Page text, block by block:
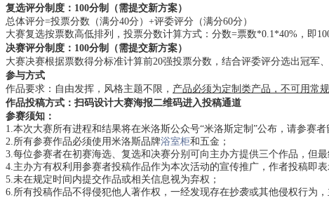
复选评分制度：100分制
（需提交新方案）
总体评分=投票分数（满分40分）+评委评分（满分60分）
大赛复选按票数高低排列，投票分数计算方式：分数=票数*0.1*40%，即
决赛评分制度：100分制
（需提交新方案）
大赛决赛根据票数得分标准计算前20强投票分数，结合评委评分选出冠军
参与方式
作品要求：自由发挥，风格主题不限， 产品必须为定制类产品，不可用常
作品投稿方式：扫码设计大赛海报二维码进入投稿通道
参赛须知：
1.本次大赛所有进程和结果将在米洛斯公众号“米洛斯定制”公布，请参赛者
2.所有参赛作品必须使用米洛斯品牌浴室柜和五金；
3.每位参赛者在初赛海选、复选和决赛分别可向主办方提供三个作品，但
4.主办方有权利用参赛者投稿作品作为本次活动的宣传推广，作者投稿即
5.未在规定时间内提交作品或相关信息视为弃权；
6.所有投稿作品不得侵犯他人著作权，一经发现存在抄袭或其他侵权行为